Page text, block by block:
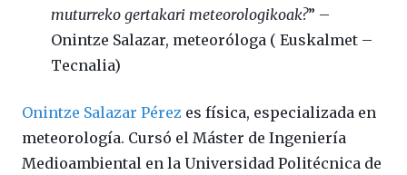
muturreko gertakari meteorologikoak?” –
Onintze Salazar, meteoróloga ( Euskalmet –
Tecnalia)
Onintze Salazar Pérez es física, especializada en
meteorología. Cursó el Máster de Ingeniería
Medioambiental en la Universidad Politécnica de